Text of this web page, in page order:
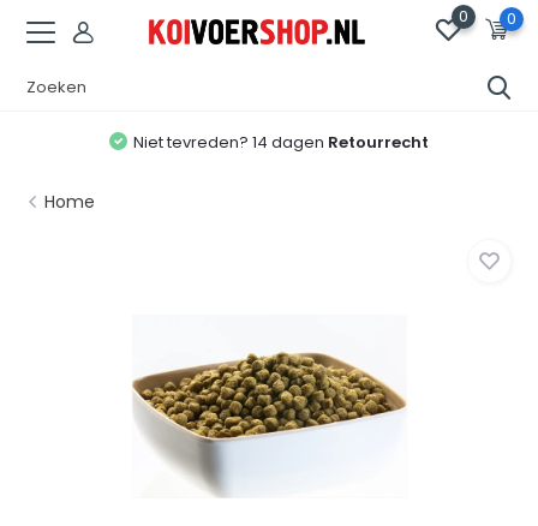
0 0
Niet tevreden? 14 dagen Retourrecht
Home